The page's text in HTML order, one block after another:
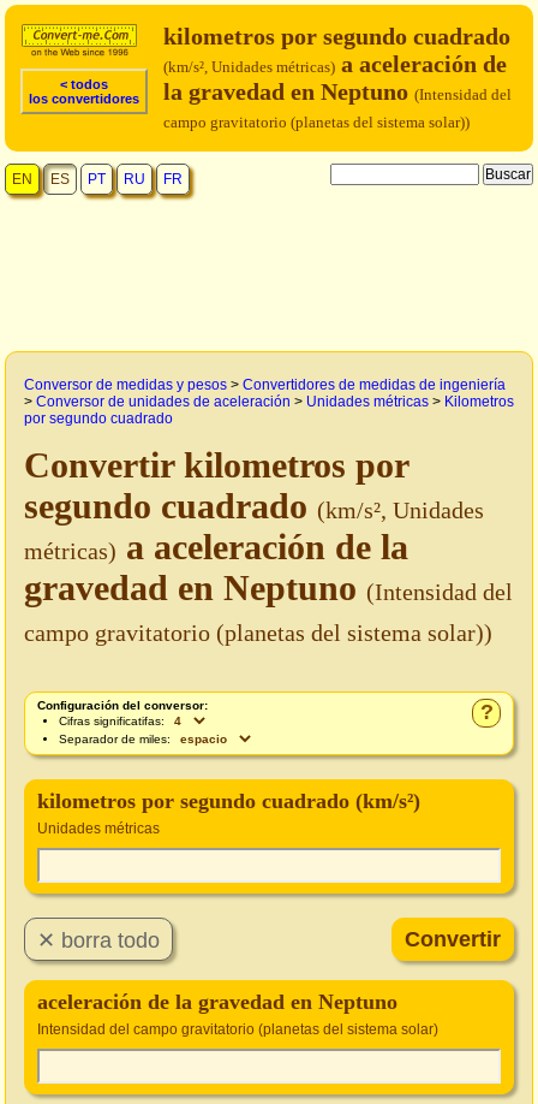
< todos
los convertidores
kilometros por segundo cuadrado
(km/s², Unidades métricas) a aceleración de
la gravedad en Neptuno (Intensidad del
campo gravitatorio (planetas del sistema solar))
EN ES PT RU FR
Conversor de medidas y pesos > Convertidores de medidas de ingeniería
> Conversor de unidades de aceleración > Unidades métricas > Kilometros
por segundo cuadrado
Convertir kilometros por
segundo cuadrado (km/s², Unidades
métricas) a aceleración de la
gravedad en Neptuno (Intensidad del
campo gravitatorio (planetas del sistema solar))
?
Configuración del conversor:
Cifras significatifas:
Separador de miles:
kilometros por segundo cuadrado (km/s²)
Unidades métricas
aceleración de la gravedad en Neptuno
Intensidad del campo gravitatorio (planetas del sistema solar)